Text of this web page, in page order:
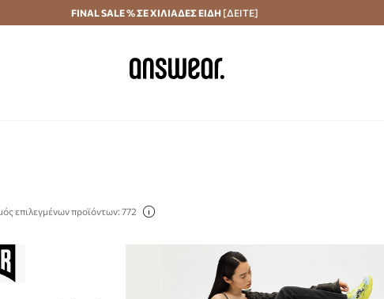
Αποστολή σε 24 ώρες Εξοικονομήστε με το Answear Club
FINAL SALE % ΣΕ ΧΙΛΙΑΔΕΣ ΕΙΔΗ [ΔΕΙΤΕ]
επιλεγμένων προϊόντων: 772